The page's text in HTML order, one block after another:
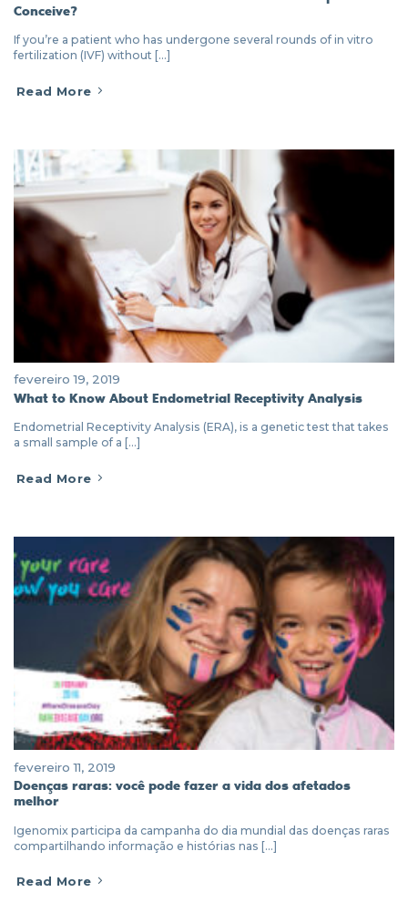
Conceive?
If you’re a patient who has undergone several rounds of in vitro
fertilization (IVF) without [...]
Read More
fevereiro 19, 2019
What to Know About Endometrial Receptivity Analysis
Endometrial Receptivity Analysis (ERA), is a genetic test that takes
a small sample of a [...]
Read More
fevereiro 11, 2019
Doenças raras: você pode fazer a vida dos afetados
melhor
Igenomix participa da campanha do dia mundial das doenças raras
compartilhando informação e histórias nas [...]
Read More